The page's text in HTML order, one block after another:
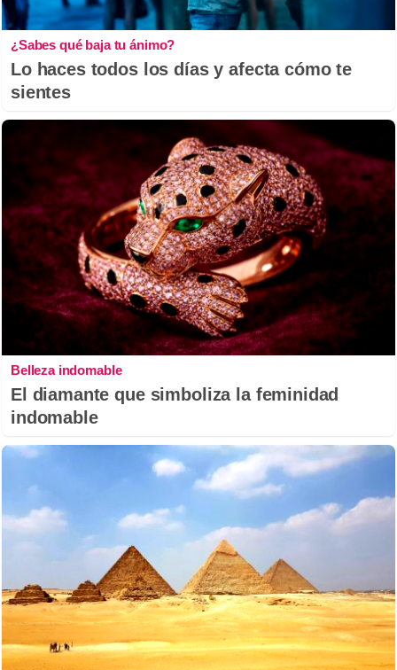
¿Sabes qué baja tu ánimo?
Lo haces todos los días y afecta cómo te
sientes
Belleza indomable
El diamante que simboliza la feminidad
indomable